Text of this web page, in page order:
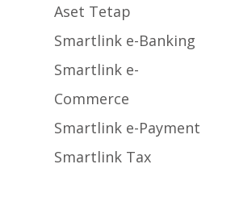
Aset Tetap
Smartlink e-Banking
Smartlink e-
Commerce
Smartlink e-Payment
Smartlink Tax